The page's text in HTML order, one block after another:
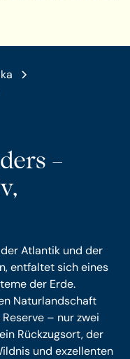
–
Atlantik und der
entfaltet sich eines
der Erde.
Naturlandschaft
– nur zwei
Rückzugsort, der
und exzellenten